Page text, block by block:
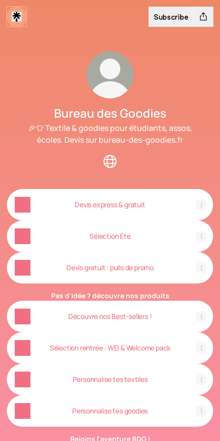
Subscribe
Bureau des Goodies
🎉👕 Textile & goodies pour étudiants, assos,
écoles. Devis sur bureau-des-goodies.fr
Devis express & gratuit
Sélection Été
Devis gratuit : pulls de promo
Pas d'idée ? découvre nos produits
Découvre nos Best-sellers !
Sélection rentrée : WEI & Welcome pack
Personnalise tes textiles
Personnalise tes goodies
Rejoins l'aventure BDG !